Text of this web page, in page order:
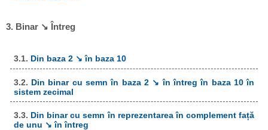
3. Binar ↘ Întreg
3.1. Din baza 2 ↘ în baza 10
3.2. Din binar cu semn în baza 2 ↘ în întreg în baza 10 în
sistem zecimal
3.3. Din binar cu semn în reprezentarea în complement față
de unu ↘ în întreg